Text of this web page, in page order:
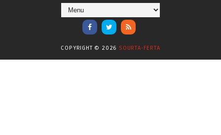
Ενόργανη Γυμναστική
COPYRIGHT © 2026 SOURTA-FERTA